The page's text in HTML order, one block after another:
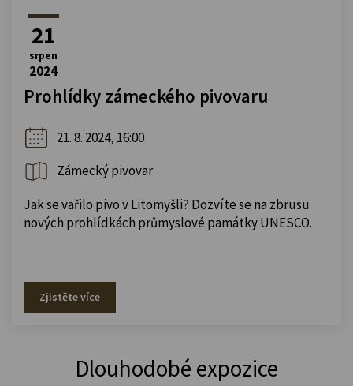
21
srpen
2024
Prohlídky zámeckého pivovaru
21. 8. 2024, 16:00
Zámecký pivovar
Jak se vařilo pivo v Litomyšli? Dozvíte se na zbrusu
nových prohlídkách průmyslové památky UNESCO.
Zjistěte více
Dlouhodobé expozice